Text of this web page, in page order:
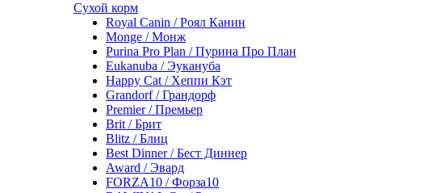
Сухой корм
Royal Canin / Роял Канин
Monge / Монж
Purina Pro Plan / Пурина Про План
Eukanuba / Эукануба
Happy Cat / Хеппи Кэт
Grandorf / Грандорф
Premier / Премьер
Brit / Брит
Blitz / Блиц
Best Dinner / Бест Диннер
Award / Эвард
FORZA10 / Форза10